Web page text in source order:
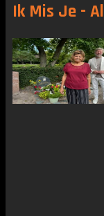
Ik Mis Je -